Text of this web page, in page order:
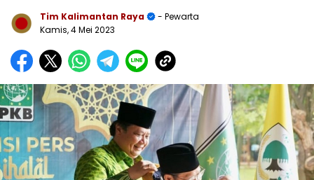
Tim Kalimantan Raya
- Pewarta
Kamis, 4 Mei 2023